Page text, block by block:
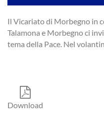
Il Vicariato di Morbegno in
Talamona e Morbegno ci
tema della Pace. Nel
Download